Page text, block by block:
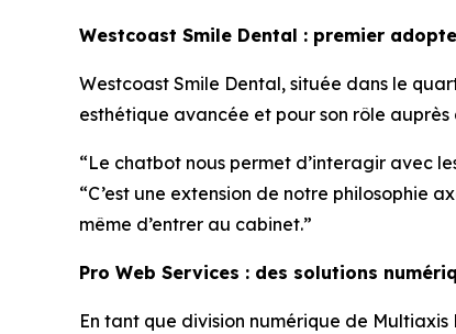
Westcoast Smile Dental : premier
Westcoast Smile Dental, située dans le
esthétique avancée et pour son rôle
“Le chatbot nous permet d’interagir avec
“C’est une extension de notre philosophie
même d’entrer au cabinet.”
Pro Web Services : des solutions
En tant que division numérique de Multiaxis